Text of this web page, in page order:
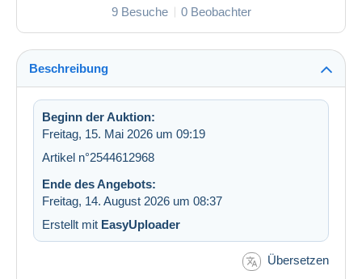
9 Besuche 0 Beobachter
Beschreibung
Beginn der Auktion:
Freitag, 15. Mai 2026 um 09:19
Artikel n°2544612968
Ende des Angebots:
Freitag, 14. August 2026 um 08:37
Erstellt mit EasyUploader
Übersetzen